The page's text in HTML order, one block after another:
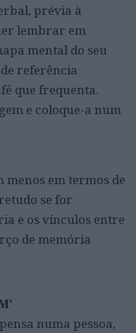
prévia à
lembrar em
mental do seu
referência
que frequenta.
e coloque-a num
menos em termos de
se for
e os vínculos entre
de memória
numa pessoa,